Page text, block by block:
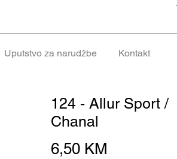
Uputstvo za narudžbe Kontakt
124 - Allur Sport /
Chanal
6,50 KM